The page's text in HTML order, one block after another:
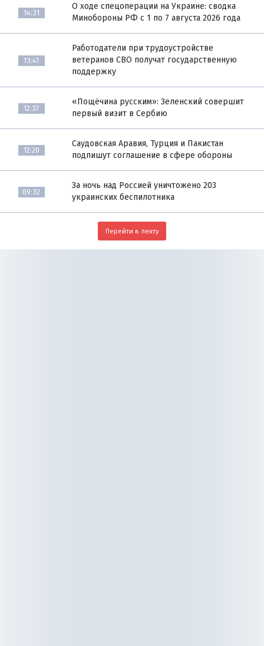
14:31
О ходе спецоперации на Украине: сводка
Минобороны РФ с 1 по 7 августа 2026 года
13:41
Работодатели при трудоустройстве
ветеранов СВО получат государственную
поддержку
12:37
«Пощёчина русским»: Зеленский совершит
первый визит в Сербию
12:20
Саудовская Аравия, Турция и Пакистан
подпишут соглашение в сфере обороны
09:32
За ночь над Россией уничтожено 203
украинских беспилотника
Перейти в ленту